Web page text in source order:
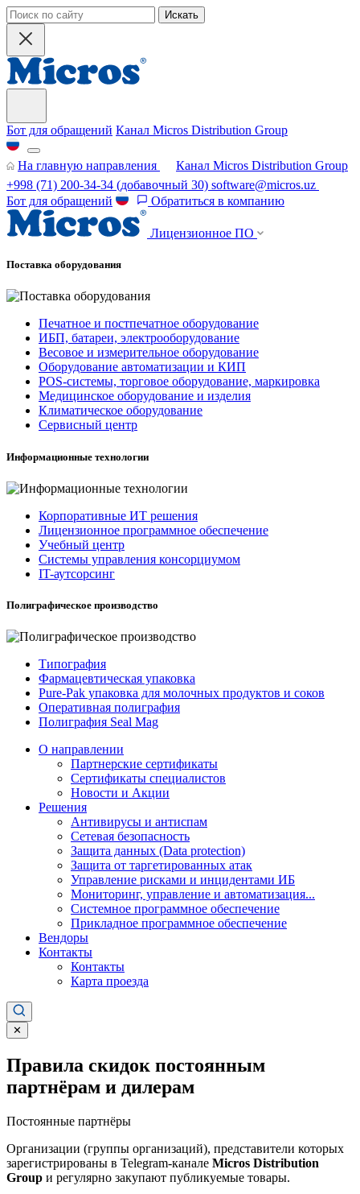
Искать
Бот для обращений Канал Micros Distribution Group
На главную направления
Канал Micros Distribution Group
+998 (71) 200-34-34 (добавочный 30) software@micros.uz
Бот для обращений
Обратиться в компанию
Лицензионное ПО
Поставка оборудования
Печатное и постпечатное оборудование
ИБП, батареи, электрооборудование
Весовое и измерительное оборудование
Оборудование автоматизации и КИП
POS-системы, торговое оборудование, маркировка
Медицинское оборудование и изделия
Климатическое оборудование
Сервисный центр
Информационные технологии
Корпоративные ИТ решения
Лицензионное программное обеспечение
Учебный центр
Системы управления консорциумом
IT-аутсорсинг
Полиграфическое производство
Типография
Фармацевтическая упаковка
Pure-Pak упаковка для молочных продуктов и соков
Оперативная полиграфия
Полиграфия Seal Mag
О направлении
Партнерские сертификаты
Сертификаты специалистов
Новости и Акции
Решения
Антивирусы и антиспам
Сетевая безопасность
Защита данных (Data protection)
Защита от таргетированных атак
Управление рисками и инцидентами ИБ
Мониторинг, управление и автоматизация...
Системное программное обеспечение
Прикладное программное обеспечение
Вендоры
Контакты
Контакты
Карта проезда
✕
Правила скидок постоянным
партнёрам и дилерам
Постоянные партнёры
Организации (группы организаций), представители которых
зарегистрированы в Telegram-канале Micros Distribution
Group и регулярно закупают публикуемые товары.